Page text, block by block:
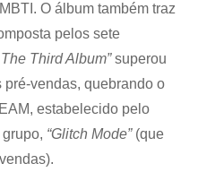
O álbum também traz
pelos sete
Third Album”superou
vendas, quebrando o
estabelecido pelo
“Glitch Mode”(que